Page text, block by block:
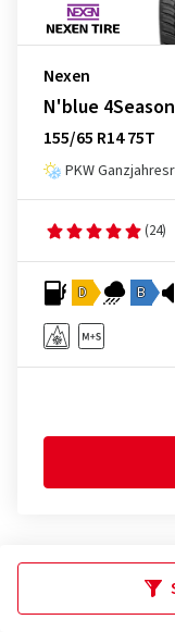
Nexen
N'blue
155/65 R14 75T
PKW
(24)
D B
von